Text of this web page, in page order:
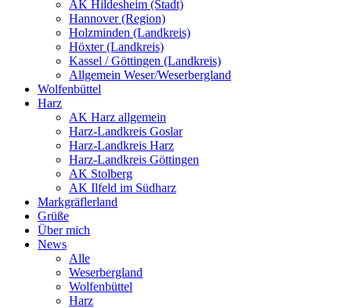
AK Hildesheim (Stadt)
Hannover (Region)
Holzminden (Landkreis)
Höxter (Landkreis)
Kassel / Göttingen (Landkreis)
Allgemein Weser/Weserbergland
Wolfenbüttel
Harz
AK Harz allgemein
Harz-Landkreis Goslar
Harz-Landkreis Harz
Harz-Landkreis Göttingen
AK Stolberg
AK Ilfeld im Südharz
Markgräflerland
Grüße
Über mich
News
Alle
Weserbergland
Wolfenbüttel
Harz